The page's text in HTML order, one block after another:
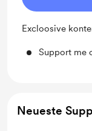
Excloosive
Support me
Neueste